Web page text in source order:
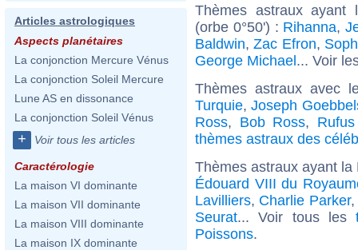
Articles astrologiques
Aspects planétaires
La conjonction Mercure Vénus
La conjonction Soleil Mercure
Lune AS en dissonance
La conjonction Soleil Vénus
+ Voir tous les articles
Caractérologie
La maison VI dominante
La maison VII dominante
La maison VIII dominante
La maison IX dominante
Thèmes astraux ayant
(orbe 0°50') : Rihanna,
Baldwin,Zac Efron,
George Michael... Voir
Thèmes astraux avec
Turquie,Joseph
Ross, Bob Ross,
thèmes astraux des
Thèmes astraux ayant
Édouard VIII du
Lavilliers, Charlie Parker,
Seurat... Voir tous les
Poissons.